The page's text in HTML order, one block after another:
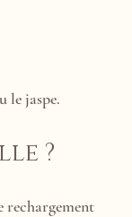
le jaspe.
?